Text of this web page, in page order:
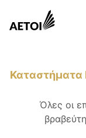
Καταστήματα
Όλες οι